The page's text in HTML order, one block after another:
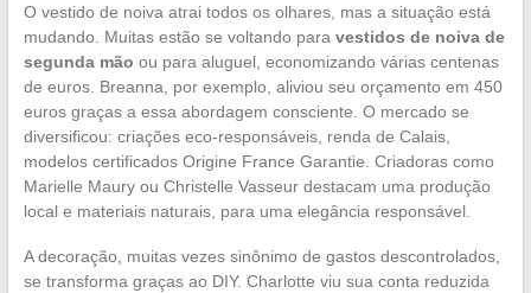
O vestido de noiva atrai todos os olhares, mas a situação está
mudando. Muitas estão se voltando para vestidos de noiva de
segunda mão ou para aluguel, economizando várias centenas
de euros. Breanna, por exemplo, aliviou seu orçamento em 450
euros graças a essa abordagem consciente. O mercado se
diversificou: criações eco-responsáveis, renda de Calais,
modelos certificados Origine France Garantie. Criadoras como
Marielle Maury ou Christelle Vasseur destacam uma produção
local e materiais naturais, para uma elegância responsável.
A decoração, muitas vezes sinônimo de gastos descontrolados,
se transforma graças ao DIY. Charlotte viu sua conta reduzida